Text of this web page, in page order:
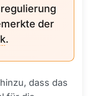
der
.
dass das